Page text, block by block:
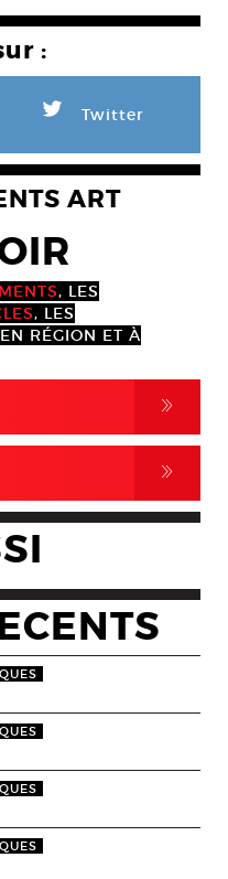
:
L Twitter
ART
, LES
, LES
RÉGION ET À
,
,